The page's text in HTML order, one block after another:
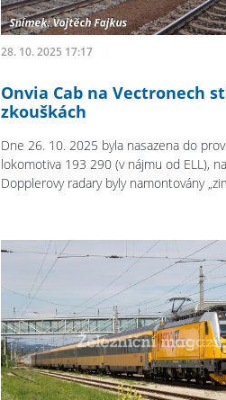
28. 10. 2025 17:17
Onvia Cab na Vectronech
zkouškách
Dne 26. 10. 2025 byla nasazena do
lokomotiva 193 290 (v nájmu od ELL),
Dopplerovy radary byly namontovány